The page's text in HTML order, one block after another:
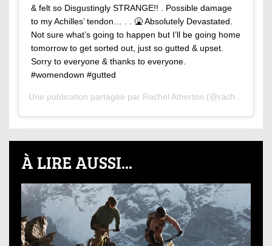
& felt so Disgustingly STRANGE!! . Possible damage
to my Achilles’ tendon… . . 🤮 Absolutely Devastated.
Not sure what’s going to happen but I’ll be going home
tomorrow to get sorted out, just so gutted & upset.
Sorry to everyone & thanks to everyone.
#womendown #gutted
Une publication partagée par Rachel Atherton (@rachybox) le
À LIRE AUSSI...